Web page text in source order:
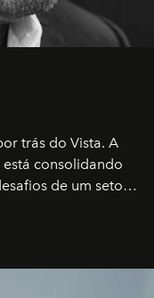
trás do Vista. A
consolidando
de um setor
de luxo